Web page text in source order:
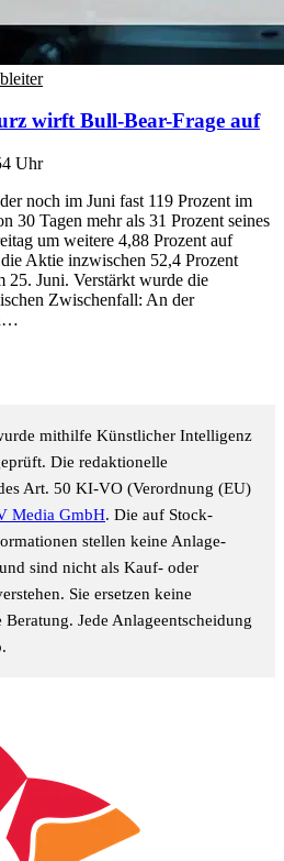
wirft Bull-Bear-Frage auf
Uhr
noch im Juni fast 119 Prozent im
30 Tagen mehr als 31 Prozent seines
um weitere 4,88 Prozent auf
Aktie inzwischen 52,4 Prozent
25. Juni. Verstärkt wurde die
Zwischenfall: An der
mithilfe Künstlicher Intelligenz
Die redaktionelle
Art. 50 KI-VO (Verordnung (EU)
Media GmbH. Die auf Stock-
stellen keine Anlage-
sind nicht als Kauf- oder
Sie ersetzen keine
Jede Anlageentscheidung